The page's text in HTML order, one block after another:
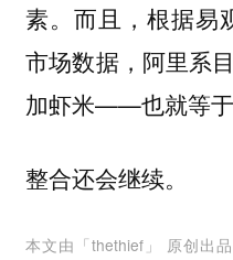
素。而且，根据易
市场数据，阿里系
加虾米——也就等于
整合还会继续。
本文由「thethief」 原创出